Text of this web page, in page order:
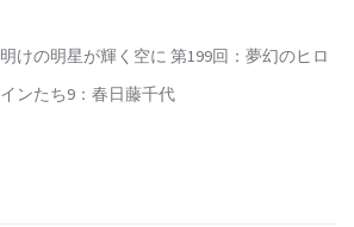
明けの明星が輝く空に 第199回：夢幻のヒロ
インたち9：春日藤千代